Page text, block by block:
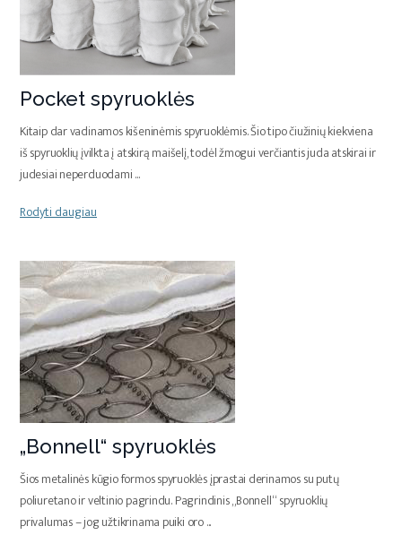
Pocket spyruoklės
Kitaip dar vadinamos kišeninėmis spyruoklėmis. Šio tipo čiužinių kiekviena
iš spyruoklių įvilkta į atskirą maišelį, todėl žmogui verčiantis juda atskirai ir
judesiai neperduodami...
Rodyti daugiau
„Bonnell“ spyruoklės
Šios metalinės kūgio formos spyruoklės įprastai derinamos su putų
poliuretano ir veltinio pagrindu. Pagrindinis „Bonnell“ spyruoklių
privalumas – jog užtikrinama puiki oro...